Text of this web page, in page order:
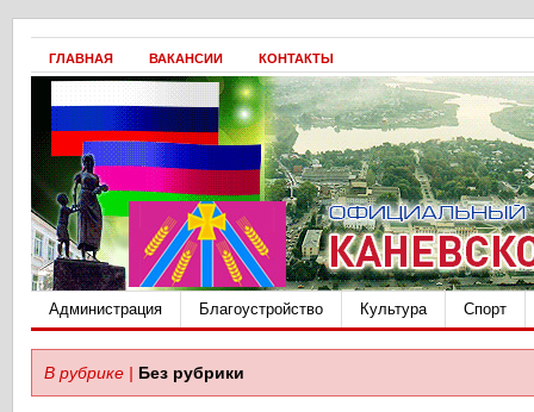
ГЛАВНАЯ ВАКАНСИИ КОНТАКТЫ
Администрация Благоустройство Культура Спорт
В рубрике | Без рубрики